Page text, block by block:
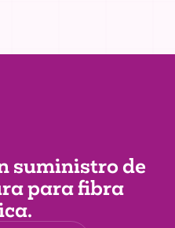
suministro de
para fibra